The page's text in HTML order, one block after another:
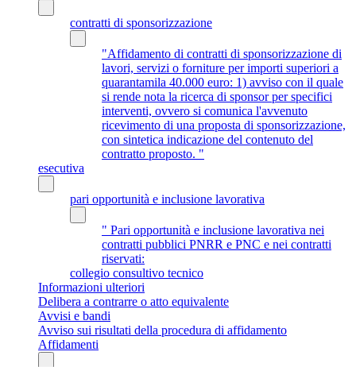
contratti di sponsorizzazione
"Affidamento di contratti di sponsorizzazione di
lavori, servizi o forniture per importi superiori a
quarantamila 40.000 euro: 1) avviso con il quale
si rende nota la ricerca di sponsor per specifici
interventi, ovvero si comunica l'avvenuto
ricevimento di una proposta di sponsorizzazione,
con sintetica indicazione del contenuto del
contratto proposto. "
esecutiva
pari opportunità e inclusione lavorativa
" Pari opportunità e inclusione lavorativa nei
contratti pubblici PNRR e PNC e nei contratti
riservati:
collegio consultivo tecnico
Informazioni ulteriori
Delibera a contrarre o atto equivalente
Avvisi e bandi
Avviso sui risultati della procedura di affidamento
Affidamenti